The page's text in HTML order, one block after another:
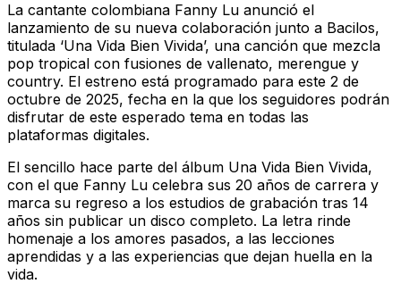
La cantante colombiana Fanny Lu anunció el
lanzamiento de su nueva colaboración junto a Bacilos,
titulada ‘Una Vida Bien Vivida’, una canción que mezcla
pop tropical con fusiones de vallenato, merengue y
country. El estreno está programado para este 2 de
octubre de 2025, fecha en la que los seguidores podrán
disfrutar de este esperado tema en todas las
plataformas digitales.
El sencillo hace parte del álbum Una Vida Bien Vivida,
con el que Fanny Lu celebra sus 20 años de carrera y
marca su regreso a los estudios de grabación tras 14
años sin publicar un disco completo. La letra rinde
homenaje a los amores pasados, a las lecciones
aprendidas y a las experiencias que dejan huella en la
vida.